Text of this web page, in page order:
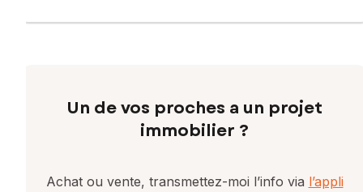
Un de vos proches a un projet
immobilier ?
Achat ou vente, transmettez-moi l’info via l’appli